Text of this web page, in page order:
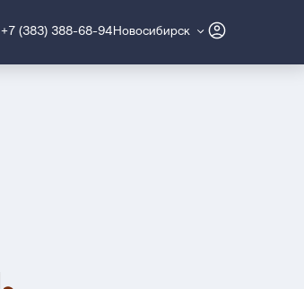
+7 (383) 388-68-94 Новосибирск